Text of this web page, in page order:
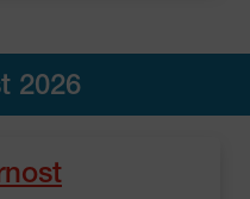
2026